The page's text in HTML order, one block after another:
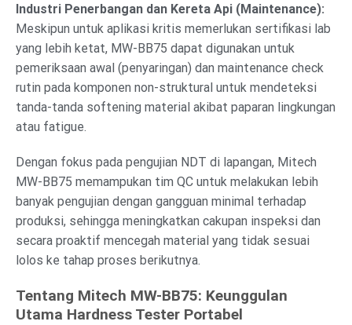
Industri Penerbangan dan Kereta Api (Maintenance):
Meskipun untuk aplikasi kritis memerlukan sertifikasi lab
yang lebih ketat, MW-BB75 dapat digunakan untuk
pemeriksaan awal (penyaringan) dan maintenance check
rutin pada komponen non-struktural untuk mendeteksi
tanda-tanda softening material akibat paparan lingkungan
atau fatigue.
Dengan fokus pada pengujian NDT di lapangan, Mitech
MW-BB75 memampukan tim QC untuk melakukan lebih
banyak pengujian dengan gangguan minimal terhadap
produksi, sehingga meningkatkan cakupan inspeksi dan
secara proaktif mencegah material yang tidak sesuai
lolos ke tahap proses berikutnya.
Tentang Mitech MW-BB75: Keunggulan
Utama Hardness Tester Portabel